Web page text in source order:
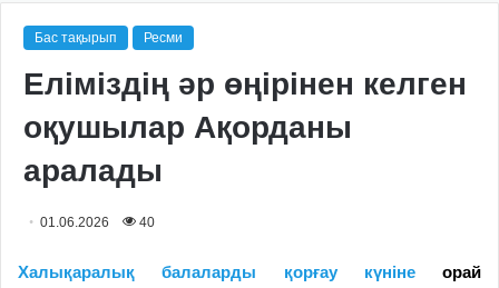
Бас тақырып Ресми
Еліміздің әр өңірінен келген
оқушылар Ақорданы
аралады
01.06.2026 40
Халықаралық балаларды қорғау күнінеорай